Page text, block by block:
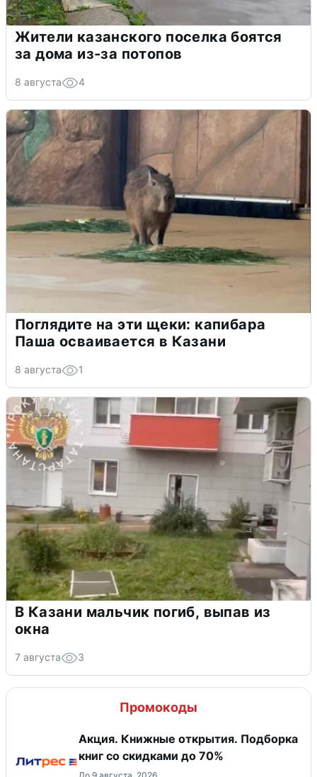
Жители казанского поселка боятся
за дома из-за потопов
8 августа 4
Поглядите на эти щеки: капибара
Паша осваивается в Казани
8 августа 1
В Казани мальчик погиб, выпав из
окна
7 августа 3
Промокоды
Акция. Книжные открытия. Подборка
книг со скидками до 70%